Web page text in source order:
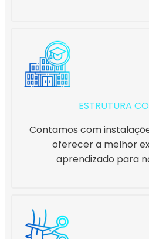
ESTRUTURA
Contamos com
oferecer a melhor
aprendizado para